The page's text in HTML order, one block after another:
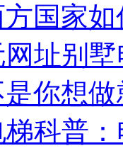
国家
址别
你想
科普